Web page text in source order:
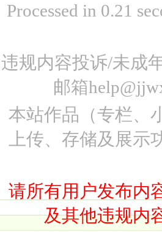
Processed in 0.21
违规内容投诉/未成
邮箱
本站作品（专栏、
上传、存储及展
请所有用户发布内
及其他违规内